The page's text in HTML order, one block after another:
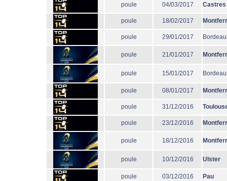
poule 04/03/2017 Castres
poule 18/02/2017
poule 29/01/2017
poule 21/01/2017
poule 15/01/2017
poule 08/01/2017
poule 31/12/2016
poule 23/12/2016
poule 18/12/2016
poule 10/12/2016 Ulster
poule 03/12/2016 Pau